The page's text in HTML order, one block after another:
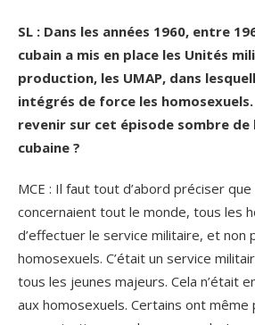
SL : Dans les années 1960, entre
cubain a mis en place les Unités
production, les UMAP, dans
intégrés de force les
revenir sur cet épisode sombre de
cubaine ?
MCE : Il faut tout d’abord préciser que
concernaient tout le monde, tous les
d’effectuer le service militaire, et non
homosexuels. C’était un service
tous les jeunes majeurs. Cela n’était
aux homosexuels. Certains ont même